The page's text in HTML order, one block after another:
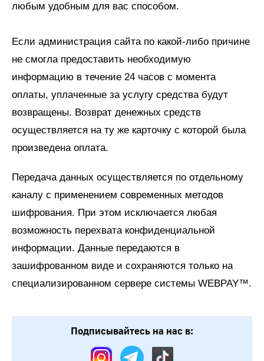
любым удобным для вас способом.
Если администрация сайта по какой-либо причине
не смогла предоставить необходимую
информацию в течение 24 часов с момента
оплаты, уплаченные за услугу средства будут
возвращены. Возврат денежных средств
осуществляется на ту же карточку с которой была
произведена оплата.
Передача данных осуществляется по отдельному
каналу с применением современных методов
шифрования. При этом исключается любая
возможность перехвата конфиденциальной
информации. Данные передаются в
зашифрованном виде и сохраняются только на
специализированном сервере системы WEBPAY™.
Подписывайтесь на нас в: